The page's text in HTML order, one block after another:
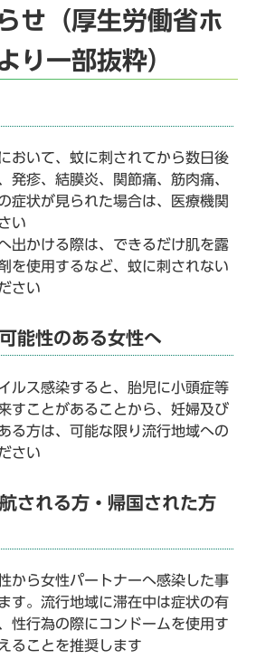
せ（厚生労働省ホ
り一部抜粋）
おいて、蚊に刺されてから数日後
発疹、結膜炎、関節痛、筋肉痛、
症状が見られた場合は、医療機関
い
出かける際は、できるだけ肌を露
を使用するなど、蚊に刺されない
さい
能性のある女性へ
ルス感染すると、胎児に小頭症等
すことがあることから、妊婦及び
る方は、可能な限り流行地域への
さい
される方・帰国された方
から女性パートナーへ感染した事
す。流行地域に滞在中は症状の有
性行為の際にコンドームを使用す
ることを推奨します